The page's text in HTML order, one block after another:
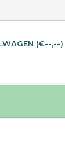
(€--,--)